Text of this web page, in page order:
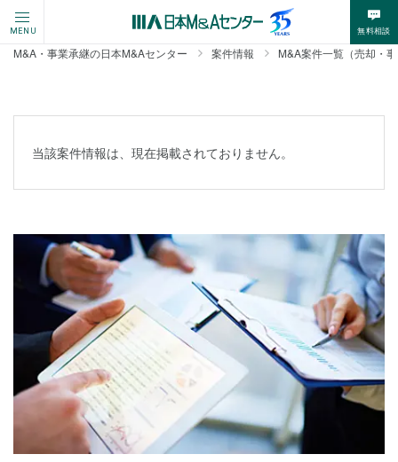
MENU 無料相談
M&A・事業承継の日本M&Aセンター 案件情報 M&A案件一覧（売却・
当該案件情報は、現在掲載されておりません。